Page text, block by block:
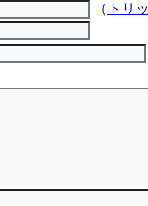
（ トリ